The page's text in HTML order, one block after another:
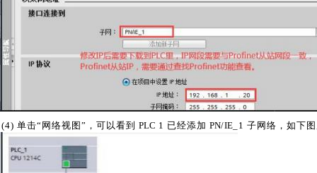
(4) 单击“网络视图”，可以看到 PLC 1 已经添加 PN/IE _1 子网络，如下